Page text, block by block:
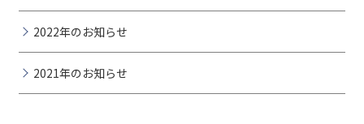
2022年のお知らせ
2021年のお知らせ